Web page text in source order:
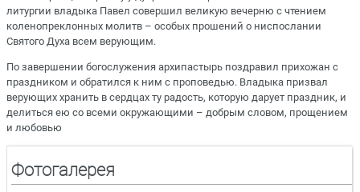
литургии владыка Павел совершил великую вечерню с чтением
коленопреклонных молитв – особых прошений о ниспослании
Святого Духа всем верующим.
По завершении богослужения архипастырь поздравил прихожан с
праздником и обратился к ним с проповедью. Владыка призвал
верующих хранить в сердцах ту радость, которую дарует праздник, и
делиться ею со всеми окружающими – добрым словом, прощением
и любовью
Фотогалерея